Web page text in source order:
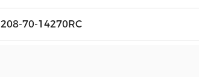
208-70-14270RC